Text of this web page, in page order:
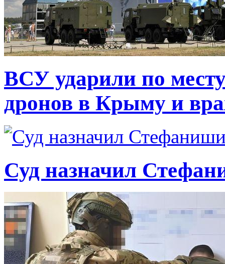
ВСУ ударили по
дронов в Крыму и
Суд назначил